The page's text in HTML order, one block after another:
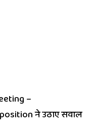
–
ने उठाए सवाल